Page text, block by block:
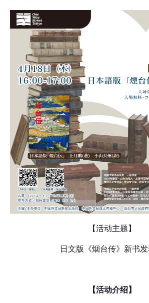
【活动主题】
日文版《烟台传》新书
【活动介绍】